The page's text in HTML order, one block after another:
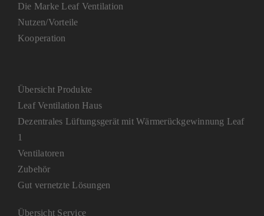
Die Marke Leaf Ventilation
Nutzen/Vorteile
Kooperation
Übersicht Produkte
Leaf Ventilation Haus
Dezentrales Lüftungsgerät mit Wärmerückgewinnung Leaf
1
Ventilatoren
Zubehör
Gut vernetzte Lösungen
Übersicht Service